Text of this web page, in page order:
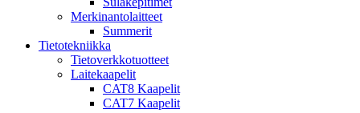
Merkinantolaitteet
Summerit
Tietotekniikka
Tietoverkkotuotteet
Laitekaapelit
CAT8 Kaapelit
CAT7 Kaapelit